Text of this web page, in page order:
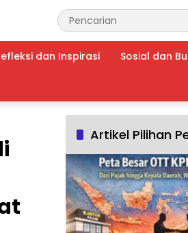
dan Inspirasi Sosial dan
Artikel Pilihan